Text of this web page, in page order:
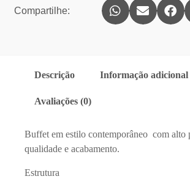
Compartilhe:
Descrição Informação adicional
Avaliações (0)
Buffet em estilo contemporâneo com alto
qualidade e acabamento.
Estrutura